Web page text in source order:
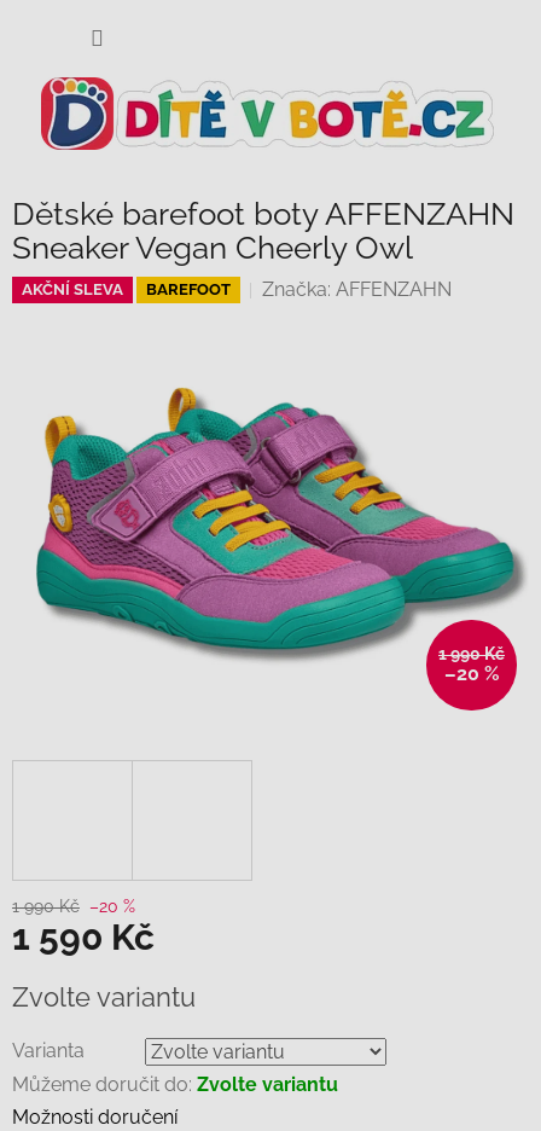
Dětské barefoot boty AFFENZAHN
Sneaker Vegan Cheerly Owl
AKČNÍ SLEVA BAREFOOT Značka: AFFENZAHN
1 990 Kč
–20 %
1 990 Kč –20 %
1 590 Kč
cena:
Zvolte variantu
Varianta
Můžeme doručit do: Zvolte variantu
Možnosti doručení